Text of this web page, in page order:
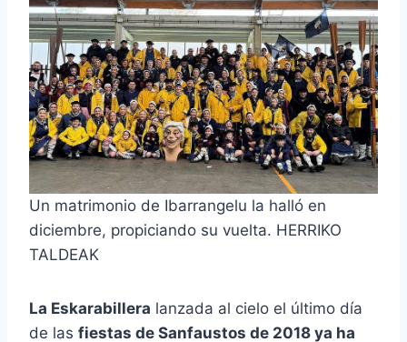
Un matrimonio de Ibarrangelu la halló en
diciembre, propiciando su vuelta. HERRIKO
TALDEAK
La Eskarabillera lanzada al cielo el último día
de las fiestas de Sanfaustos de 2018 ya ha